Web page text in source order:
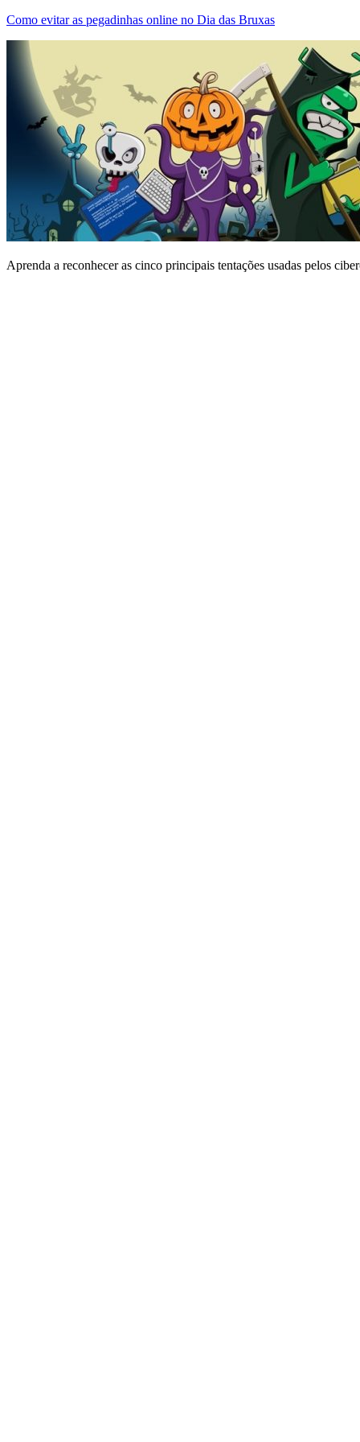
Como evitar as pegadinhas online no Dia das Bruxas
Aprenda a reconhecer as cinco principais tentações usadas pelos